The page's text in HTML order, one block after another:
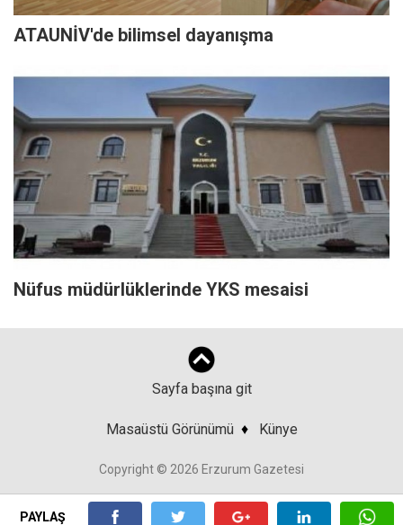
PAYLAŞ
ATAUNİV'de bilimsel dayanışma
Nüfus müdürlüklerinde YKS mesaisi
Sayfa başına git
Masaüstü Görünümü ♦ Künye
Copyright © 2026 Erzurum Gazetesi